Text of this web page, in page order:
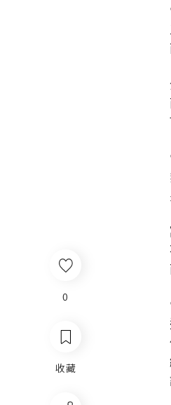
0
收藏